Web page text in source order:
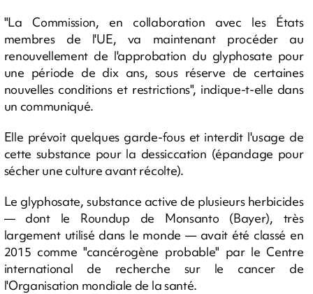
"La Commission, en collaboration avec les États
membres de l'UE, va maintenant procéder au
renouvellement de l'approbation du glyphosate pour
une période de dix ans, sous réserve de certaines
nouvelles conditions et restrictions", indique-t-elle dans
un communiqué.
Elle prévoit quelques garde-fous et interdit l'usage de
cette substance pour la dessiccation (épandage pour
sécher une culture avant récolte).
Le glyphosate, substance active de plusieurs herbicides
— dont le Roundup de Monsanto (Bayer), très
largement utilisé dans le monde — avait été classé en
2015 comme "cancérogène probable" par le Centre
international de recherche sur le cancer de
l'Organisation mondiale de la santé.